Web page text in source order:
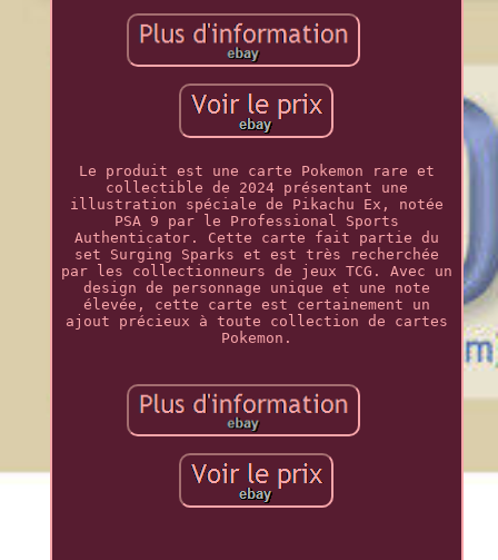
Le produit est une carte Pokemon rare et
collectible de 2024 présentant une
illustration spéciale de Pikachu Ex, notée
PSA 9 par le Professional Sports
Authenticator. Cette carte fait partie du
set Surging Sparks et est très recherchée
par les collectionneurs de jeux TCG. Avec un
design de personnage unique et une note
élevée, cette carte est certainement un
ajout précieux à toute collection de cartes
Pokemon.